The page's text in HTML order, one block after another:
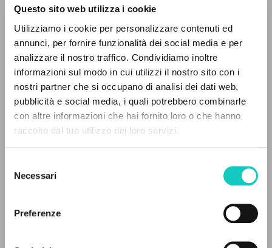
Questo sito web utilizza i cookie
Utilizziamo i cookie per personalizzare contenuti ed
annunci, per fornire funzionalità dei social media e per
analizzare il nostro traffico. Condividiamo inoltre
informazioni sul modo in cui utilizzi il nostro sito con i
nostri partner che si occupano di analisi dei dati web,
pubblicità e social media, i quali potrebbero combinarle
con altre informazioni che hai fornito loro o che hanno
raccolto dal tuo utilizzo dei loro servizi.
delNecessari
Preferenze
Bergoglio Jorge Mario Preface
Borowczyk Krystyna Translator
Wydawnictwo Jak
Polish
2014
14/01/2022
0RESULTS FOUND
MORE RESULTS